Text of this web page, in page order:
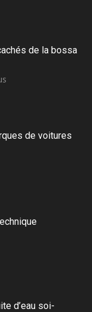
de la bossa
de voitures
d’eau soi-